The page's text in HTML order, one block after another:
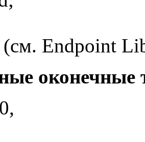
(см. Endpoint
оконечные